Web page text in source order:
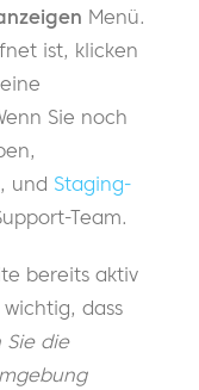
Menü.
ist, klicken
Sie noch
und Staging-
Team.
bereits aktiv
dass
Sie die